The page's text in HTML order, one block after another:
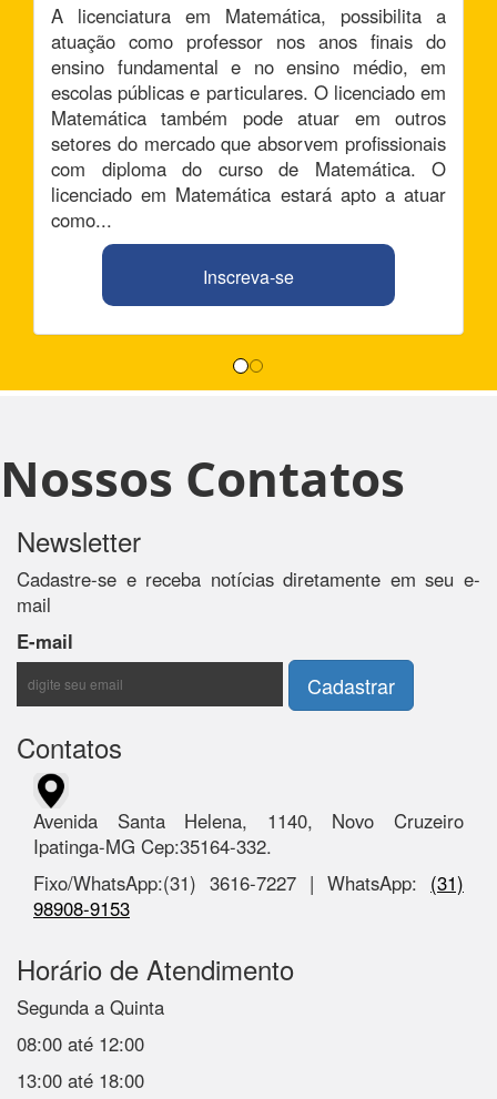
A licenciatura em Matemática, possibilita a
atuação como professor nos anos finais do
ensino fundamental e no ensino médio, em
escolas públicas e particulares. O licenciado em
Matemática também pode atuar em outros
setores do mercado que absorvem profissionais
com diploma do curso de Matemática. O
licenciado em Matemática estará apto a atuar
como...
Inscreva-se
Nossos Contatos
Newsletter
Cadastre-se e receba notícias diretamente em seu e-
mail
E-mail
Contatos
Avenida Santa Helena, 1140, Novo Cruzeiro
Ipatinga-MG Cep:35164-332.
Fixo/WhatsApp:(31) 3616-7227 | WhatsApp: (31)
98908-9153
Horário de Atendimento
Segunda a Quinta
08:00 até 12:00
13:00 até 18:00